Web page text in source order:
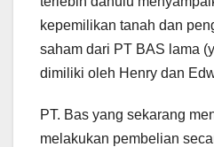
kepemilikan tanah dan
saham dari PT BAS lama
dimiliki oleh Henry dan
PT. Bas yang sekarang
melakukan pembelian